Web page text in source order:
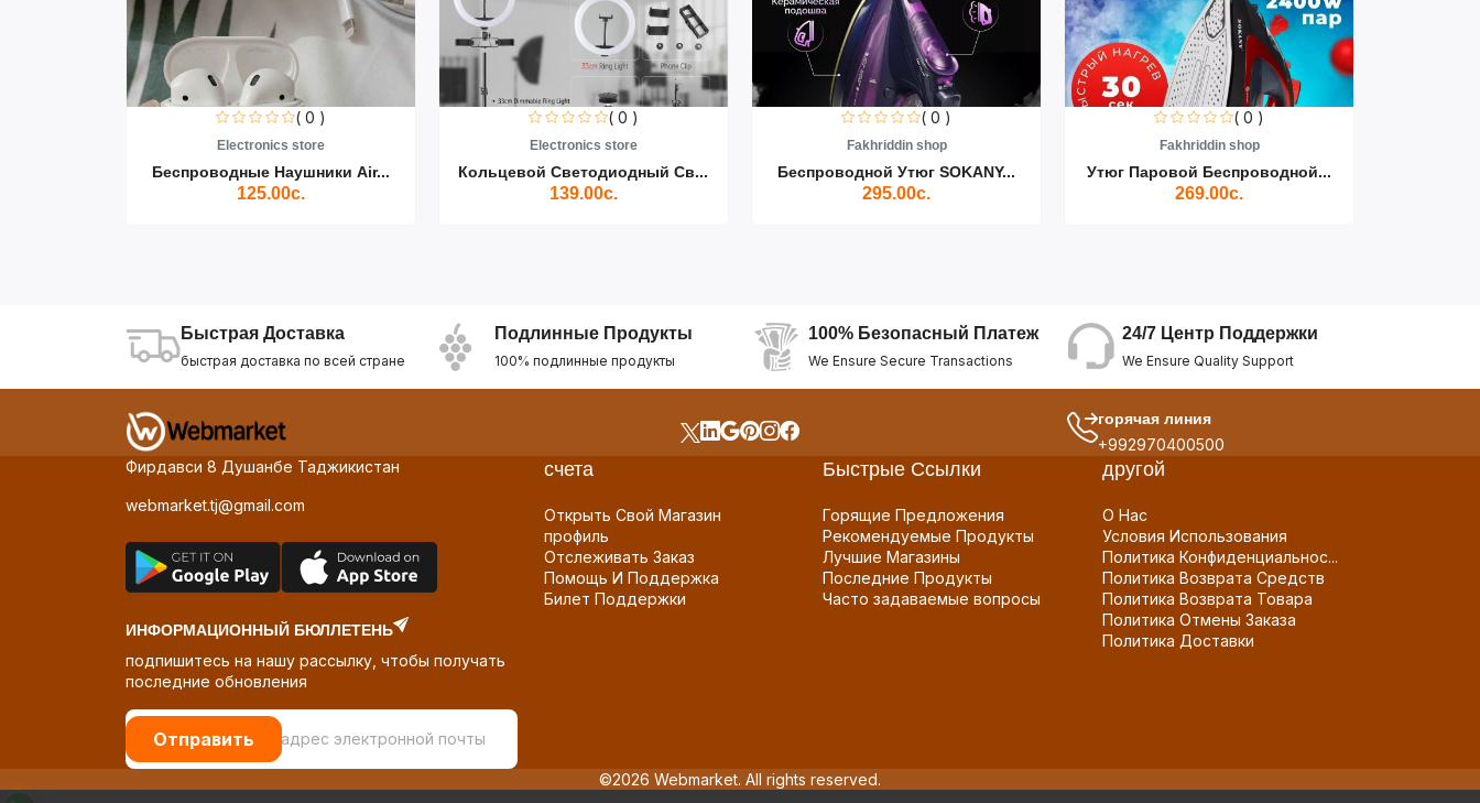
( 0 )
Electronics store
Беспроводные Наушники Air...
125.00с.
( 0 )
Electronics store
Кольцевой Светодиодный Св...
139.00с.
( 0 )
Fakhriddin shop
Беспроводной Утюг SOKANY...
295.00с.
( 0 )
Fakhriddin shop
Утюг Паровой Беспроводной...
269.00с.
Быстрая Доставка
быстрая доставка по всей стране
Подлинные Продукты
100% подлинные продукты
100% Безопасный Платеж
We Ensure Secure Transactions
24/7 Центр Поддержки
We Ensure Quality Support
горячая линия
+992970400500
Фирдавси 8 Душанбе Таджикистан
webmarket.tj@gmail.com
ИНФОРМАЦИОННЫЙ БЮЛЛЕТЕНЬ
подпишитесь на нашу рассылку, чтобы получать
последние обновления
Отправить
счета
Открыть Свой Магазин
профиль
Отслеживать Заказ
Помощь И Поддержка
Билет Поддержки
Быстрые Ссылки
Горящие Предложения
Рекомендуемые Продукты
Лучшие Магазины
Последние Продукты
Часто задаваемые вопросы
другой
О Нас
Условия Использования
Политика Конфиденциальнос...
Политика Возврата Средств
Политика Возврата Товара
Политика Отмены Заказа
Политика Доставки
©2026 Webmarket. All rights reserved.